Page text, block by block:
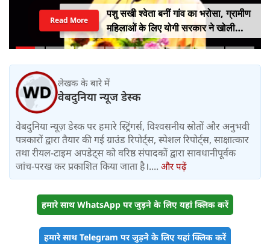
पशु सखी श्वेता बनीं गांव का भरोसा, ग्रामीण
महिलाओं के लिए योगी सरकार ने खोली
आत्मनिर्भरता की राह
Read More
लेखक के बारे में
वेबदुनिया न्यूज डेस्क
वेबदुनिया न्यूज़ डेस्क पर हमारे स्ट्रिंगर्स, विश्वसनीय स्रोतों और अनुभवी
पत्रकारों द्वारा तैयार की गई ग्राउंड रिपोर्ट्स, स्पेशल रिपोर्ट्स, साक्षात्कार
तथा रीयल-टाइम अपडेट्स को वरिष्ठ संपादकों द्वारा सावधानीपूर्वक
जांच-परख कर प्रकाशित किया जाता है।.... और पढ़ें
हमारे साथ WhatsApp पर जुड़ने के लिए यहां क्लिक करें
हमारे साथ Telegram पर जुड़ने के लिए यहां क्लिक करें